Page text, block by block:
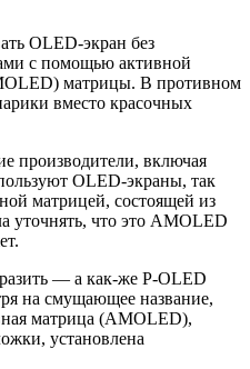
OLED-экран без
с помощью активной
матрицы. В противном
вместо красочных
производители, включая
OLED-экраны, так
матрицей, состоящей из
уточнять, что это AMOLED
— а как-же P-OLED
на смущающее название,
матрица (AMOLED),
установлена